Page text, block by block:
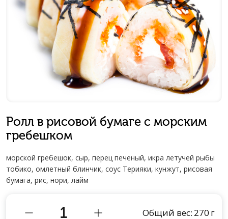
Ролл в рисовой бумаге с морским
гребешком
морской гребешок, сыр, перец печеный, икра летучей рыбы
тобико, омлетный блинчик, соус Терияки, кунжут, рисовая
бумага, рис, нори, лайм
Общий вес: 270 г